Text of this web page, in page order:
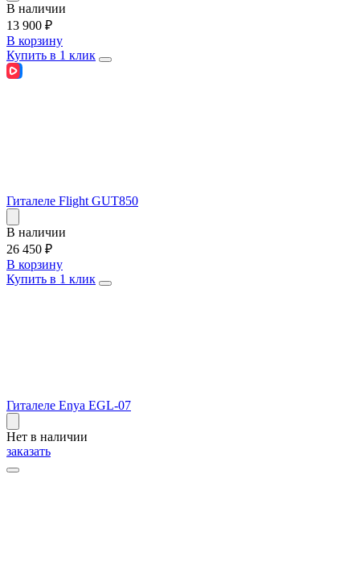
В наличии
13 900 ₽
В корзину
Купить в 1 клик
Гиталеле Flight GUT850
В наличии
26 450 ₽
В корзину
Купить в 1 клик
Гиталеле Enya EGL-07
Нет в наличии
заказать